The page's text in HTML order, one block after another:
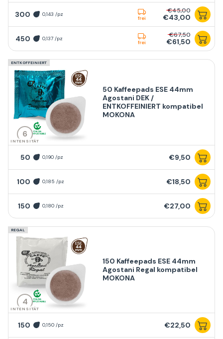
300 0,143 /pz
frei
€45,00
€43,00
450 0,137 /pz
frei
€67,50
€61,50
ENTKOFFEINIERT
6
INTENSITÄT
50 Kaffeepads ESE 44mm
Agostani DEK /
ENTKOFFEINIERT kompatibel
MOKONA
50 0,190 /pz €9,50
100 0,185 /pz €18,50
150 0,180 /pz €27,00
REGAL
4
INTENSITÄT
150 Kaffeepads ESE 44mm
Agostani Regal kompatibel
MOKONA
150 0,150 /pz €22,50